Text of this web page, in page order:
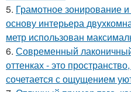
5. Грамотное зонирование
основу интерьера
метр использован
6. Современный
оттенках - это
сочетается с ощущением